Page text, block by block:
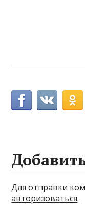
Для отправки
авторизоваться.